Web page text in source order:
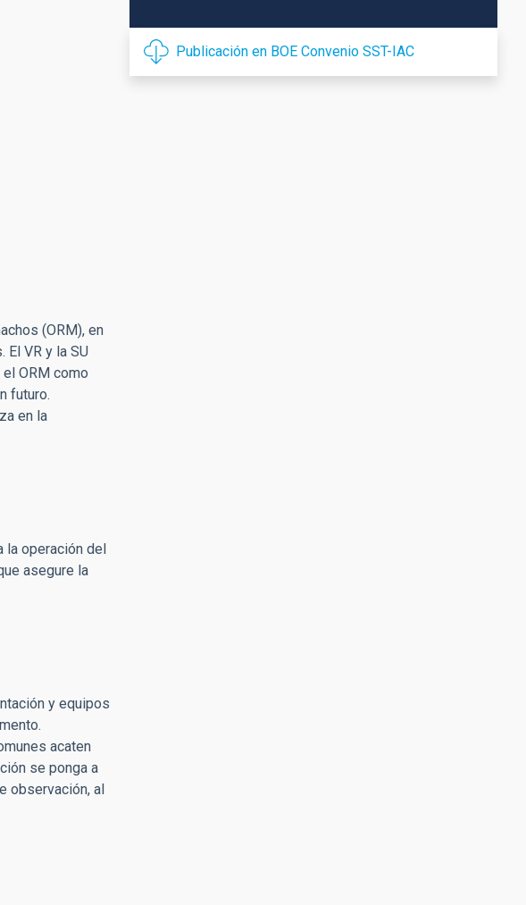
(ORM), en
VR y la SU
ORM como
futuro.
en la
la operación del
asegure la
y equipos
acaten
se ponga a
observación, al
Publicación en BOE Convenio SST-IAC